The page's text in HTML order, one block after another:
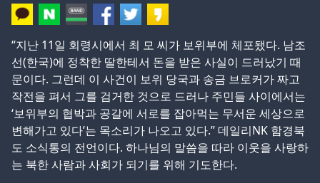
“지난 11일 회령시에서 최 모 씨가 보위부에 체포됐다. 남조
선(한국)에 정착한 딸한테서 돈을 받은 사실이 드러났기 때
문이다. 그런데 이 사건이 보위 당국과 송금 브로커가 짜고
작전을 펴서 그를 검거한 것으로 드러나 주민들 사이에서는
‘보위부의 협박과 공갈에 서로를 잡아먹는 무서운 세상으로
변해가고 있다’는 목소리가 나오고 있다.” 데일리NK 함경북
도 소식통의 전언이다. 하나님의 말씀을 따라 이웃을 사랑하
는 북한 사람과 사회가 되기를 위해 기도한다.